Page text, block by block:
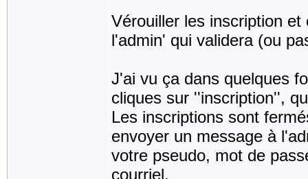
Vérouiller les inscription
l'admin' qui validera (ou
J'ai vu ça dans quelques
cliques sur ''inscription'',
Les inscriptions sont
envoyer un message à
votre pseudo, mot de
courriel.